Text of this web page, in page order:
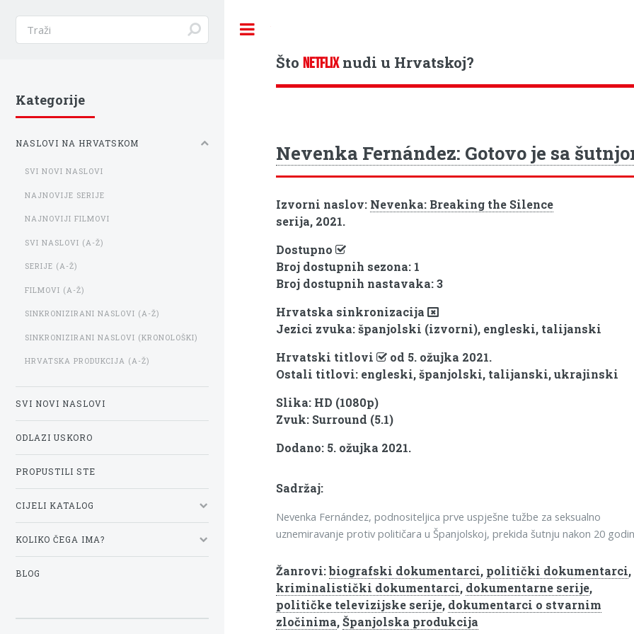
ŠtoNETFLIXnudi u Hrvatskoj?
Nevenka Fernández: Gotovo je sa
Izvorni naslov: Nevenka: Breaking the Silence
serija, 2021.
Dostupno
Broj dostupnih sezona: 1
Broj dostupnih nastavaka: 3
Hrvatska sinkronizacija
Jezici zvuka: španjolski (izvorni), engleski, talijanski
Hrvatski titlovi
od 5. ožujka 2021.
Ostali titlovi: engleski, španjolski, talijanski, ukrajinski
Slika: HD (1080p)
Zvuk: Surround (5.1)
Dodano: 5. ožujka 2021.
Sadržaj:
Nevenka Fernández, podnositeljica prve uspješne tužbe za seksualno
uznemiravanje protiv političara u Španjolskoj, prekida šutnju nakon 20
Žanrovi:biografski dokumentarci, politički dokumentarci,
kriminalistički dokumentarci, dokumentarne serije,
političke televizijske serije, dokumentarci o stvarnim
zločinima,Španjolska produkcija
Kategorije
NASLOVI NA HRVATSKOM
SVI NOVI NASLOVI
NAJNOVIJE SERIJE
NAJNOVIJI FILMOVI
SVI NASLOVI (A-Ž)
SERIJE (A-Ž)
FILMOVI (A-Ž)
SINKRONIZIRANI NASLOVI (A-Ž)
SINKRONIZIRANI NASLOVI (KRONOLOŠKI)
HRVATSKA PRODUKCIJA (A-Ž)
SVI NOVI NASLOVI
ODLAZI USKORO
PROPUSTILI STE
CIJELI KATALOG
KOLIKO ČEGA IMA?
BLOG
Toggle